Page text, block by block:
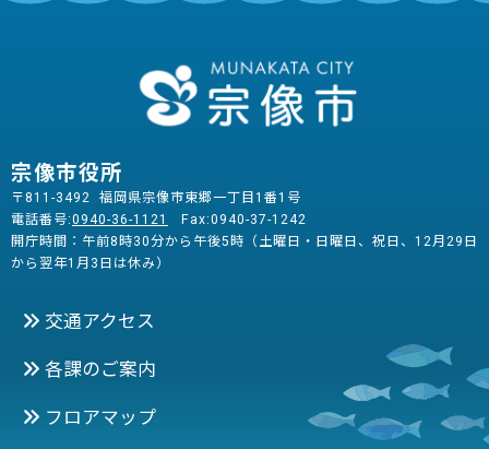
宗像市役所
〒811-3492 福岡県宗像市東郷一丁目1番1号
電話番号:0940-36-1121
Fax:0940-37-1242
開庁時間：午前8時30分から午後5時（土曜日・日曜日、祝日、12月29日
から翌年1月3日は休み）
交通アクセス
各課のご案内
フロアマップ